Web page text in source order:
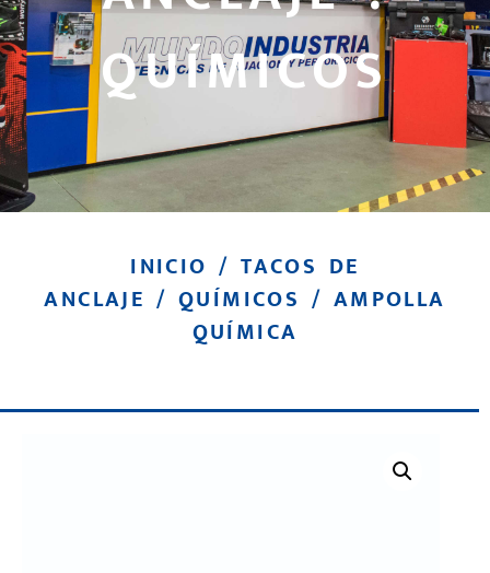
QUÍMICOS
INICIO /TACOS DE
ANCLAJE / QUÍMICOS / AMPOLLA
QUÍMICA